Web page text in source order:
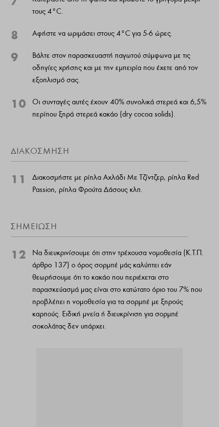
τους 4°C.
8 Αφήστε να ωριμάσει στους 4°C για 5-6 ώρες.
9
Βάλτε στον παρασκευαστή παγωτού σύμφωνα με τις
οδηγίες χρήσης και με την εμπειρία που έχετε από τον
εξοπλισμό σας.
10
Οι συνταγές αυτές έχουν 40% συνολικά στερεά και 6,5%
περίπου ξηρά στερεά κακάο (dry cocoa solids).
ΔΙΑΚΟΣΜΗΣΗ
11
Διακοσμήστε με ρίπλα Αχλάδι Με Τζίντζερ, ρίπλα Red
Passion, ρίπλα Φρούτα Δάσους κλπ.
ΣΗΜΕΙΩΣΗ
12
Να διευκρινίσουμε ότι στην τρέχουσα νομοθεσία (Κ.Τ.Π.
άρθρο 137) ο όρος σορμπέ μάς καλύπτει εάν
θεωρήσουμε ότι το κακάο που περιέχεται στο
παρασκεύασμά μας είναι στο κατώτατο όριο του 7% που
προβλέπει η νομοθεσία για τα σορμπέ με ξηρούς
καρπούς. Ειδική μνεία ή διευκρίνιση για σορμπέ
σοκολάτας δεν υπάρχει.